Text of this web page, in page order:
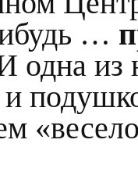
…
одна
и